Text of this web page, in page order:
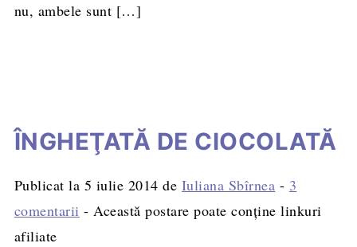
nu, ambele sunt […]
ÎNGHEŢATĂ DE CIOCOLATĂ
Publicat la 5 iulie 2014 de Iuliana Sbîrnea - 3
comentarii - Această postare poate conține linkuri
afiliate